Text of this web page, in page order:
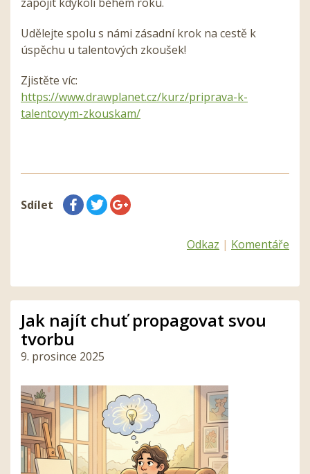
Udělejte spolu s námi zásadní krok na cestě k
úspěchu u talentových zkoušek!
Zjistěte víc:
https://www.drawplanet.cz/kurz/priprava-k-
talentovym-zkouskam/
Sdílet
Odkaz | Komentáře
Jak najít chuť propagovat svou
tvorbu
9. prosince 2025